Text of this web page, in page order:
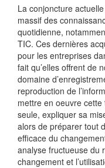
La conjoncture
massif des
quotidienne,
TIC. Ces dernières
pour les entreprises
fait qu’elles offrent de
domaine
reproduction de
mettre en oeuvre
seule, expliquer sa
alors de préparer tout
efficace du
analyse fructueuse du
changement et